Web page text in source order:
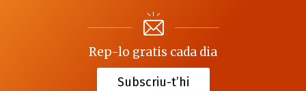
Rep-lo gratis cada dia
Subscriu-t’hi